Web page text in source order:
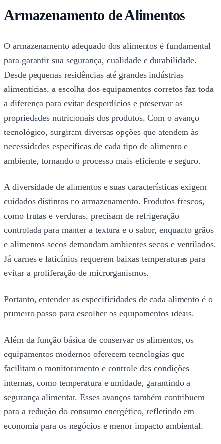
Armazenamento de Alimentos
O armazenamento adequado dos alimentos é fundamental
para garantir sua segurança, qualidade e durabilidade.
Desde pequenas residências até grandes indústrias
alimentícias, a escolha dos equipamentos corretos faz toda
a diferença para evitar desperdícios e preservar as
propriedades nutricionais dos produtos. Com o avanço
tecnológico, surgiram diversas opções que atendem às
necessidades específicas de cada tipo de alimento e
ambiente, tornando o processo mais eficiente e seguro.
A diversidade de alimentos e suas características exigem
cuidados distintos no armazenamento. Produtos frescos,
como frutas e verduras, precisam de refrigeração
controlada para manter a textura e o sabor, enquanto grãos
e alimentos secos demandam ambientes secos e ventilados.
Já carnes e laticínios requerem baixas temperaturas para
evitar a proliferação de microrganismos.
Portanto, entender as especificidades de cada alimento é o
primeiro passo para escolher os equipamentos ideais.
Além da função básica de conservar os alimentos, os
equipamentos modernos oferecem tecnologias que
facilitam o monitoramento e controle das condições
internas, como temperatura e umidade, garantindo a
segurança alimentar. Esses avanços também contribuem
para a redução do consumo energético, refletindo em
economia para os negócios e menor impacto ambiental.